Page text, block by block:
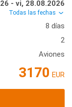
- vi, 28.08.2026
Todas las fechas
8 días
2
Aviones
3170 EUR